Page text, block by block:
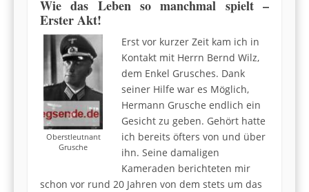
Wie das Leben so manchmal spielt –
Erster Akt!
Oberstleutnant
Grusche
Erst vor kurzer Zeit kam ich in
Kontakt mit Herrn Bernd Wilz,
dem Enkel Grusches. Dank
seiner Hilfe war es Möglich,
Hermann Grusche endlich ein
Gesicht zu geben. Gehört hatte
ich bereits öfters von und über
ihn. Seine damaligen
Kameraden berichteten mir
schon vor rund 20 Jahren von dem stets um das